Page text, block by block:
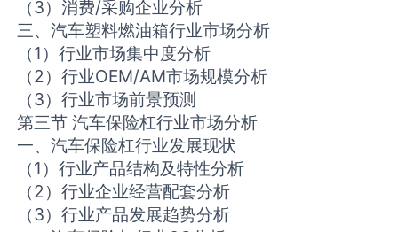
（3）消费/采购企业分析
三、汽车塑料燃油箱行业市场分析
（1）行业市场集中度分析
（2）行业OEM/AM市场规模分析
（3）行业市场前景预测
第三节 汽车保险杠行业市场分析
一、汽车保险杠行业发展现状
（1）行业产品结构及特性分析
（2）行业企业经营配套分析
（3）行业产品发展趋势分析